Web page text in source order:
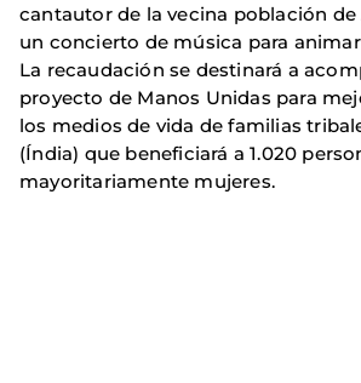
cantautor de la vecina población de
un concierto de música para
La recaudación se destinará a
proyecto de Manos Unidas para
los medios de vida de familias
(Índia) que beneficiará a 1.020
mayoritariamente mujeres.